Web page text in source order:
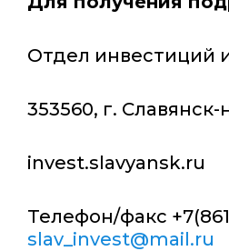
Отдел
353560, г.
Телефон/факс
slav_invest@mail.ru